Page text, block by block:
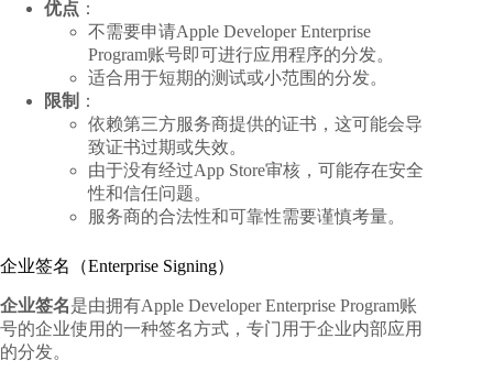
优点 ：
不需要申请Apple Developer Enterprise
Program账号即可进行应用程序的分发。
适合用于短期的测试或小范围的分发。
限制 ：
依赖第三方服务商提供的证书，这可能会导
致证书过期或失效。
由于没有经过App Store审核，可能存在安全
性和信任问题。
服务商的合法性和可靠性需要谨慎考量。
企业签名（Enterprise Signing）
企业签名是由拥有Apple Developer Enterprise Program账
号的企业使用的一种签名方式，专门用于企业内部应用
的分发。